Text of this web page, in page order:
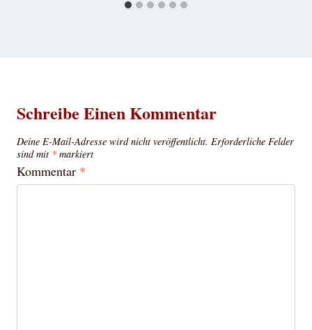
Schreibe Einen Kommentar
Deine E-Mail-Adresse wird nicht veröffentlicht. Erforderliche Felder
sind mit * markiert
Kommentar *